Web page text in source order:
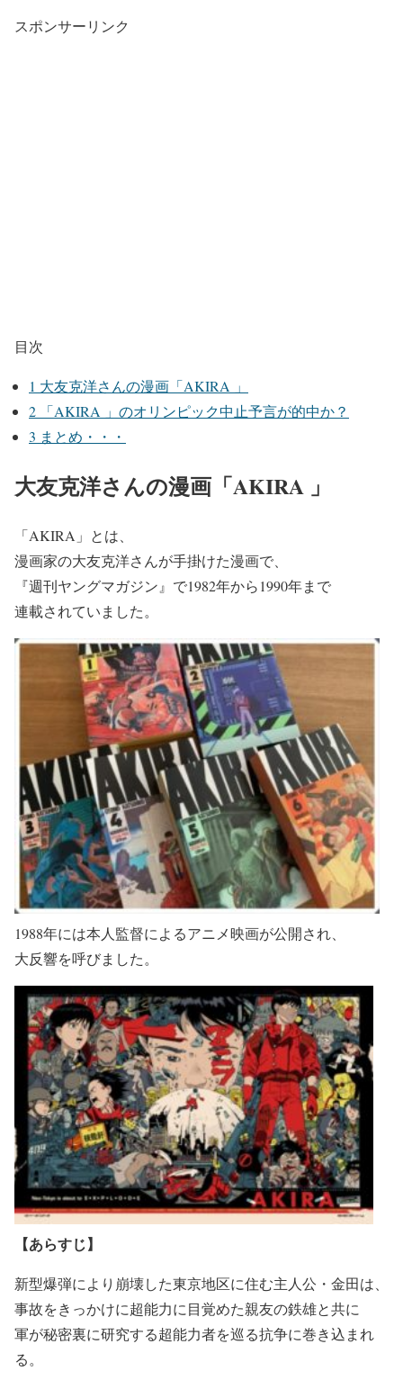
スポンサーリンク
目次
1 大友克洋さんの漫画「AKIRA 」
2 「AKIRA 」のオリンピック中止予言が的中か？
3 まとめ・・・
大友克洋さんの漫画「AKIRA 」
「AKIRA」とは、
漫画家の大友克洋さんが手掛けた漫画で、
『週刊ヤングマガジン』で1982年から1990年まで
連載されていました。
1988年には本人監督によるアニメ映画が公開され、
大反響を呼びました。
【あらすじ】
新型爆弾により崩壊した東京地区に住む主人公・金田は、
事故をきっかけに超能力に目覚めた親友の鉄雄と共に
軍が秘密裏に研究する超能力者を巡る抗争に巻き込まれ
る。